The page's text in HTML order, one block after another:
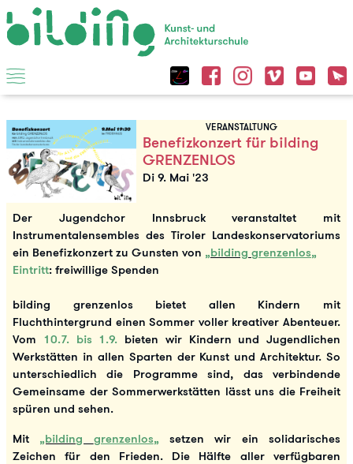
VERANSTALTUNG
Benefizkonzert für bilding
GRENZENLOS
Di 9. Mai '23
Der Jugendchor Innsbruck veranstaltet mit
Instrumentalensembles des Tiroler Landeskonservatoriums
ein Benefizkonzert zu Gunsten von „bilding grenzenlos„
Eintritt: freiwillige Spenden
bilding grenzenlos bietet allen Kindern mit
Fluchthintergrund einen Sommer voller kreativer Abenteuer.
Vom 10.7. bis 1.9. bieten wir Kindern und Jugendlichen
Werkstätten in allen Sparten der Kunst und Architektur. So
unterschiedlich die Programme sind, das verbindende
Gemeinsame der Sommerwerkstätten lässt uns die Freiheit
spüren und sehen.
Mit „bilding grenzenlos„ setzen wir ein solidarisches
Zeichen für den Frieden. Die Hälfte aller verfügbaren